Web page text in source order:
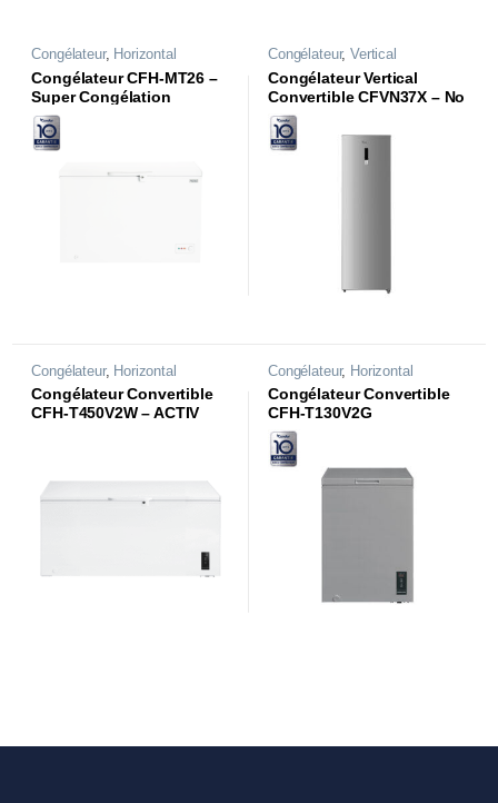
Congélateur, Horizontal
Congélateur CFH-MT26 –
Super Congélation
Congélateur,Vertical
Congélateur Vertical
Convertible CFVN37X – No
Frost
Congélateur, Horizontal
Congélateur Convertible
CFH-T450V2W – ACTIV
Congélateur, Horizontal
Congélateur Convertible
CFH-T130V2G